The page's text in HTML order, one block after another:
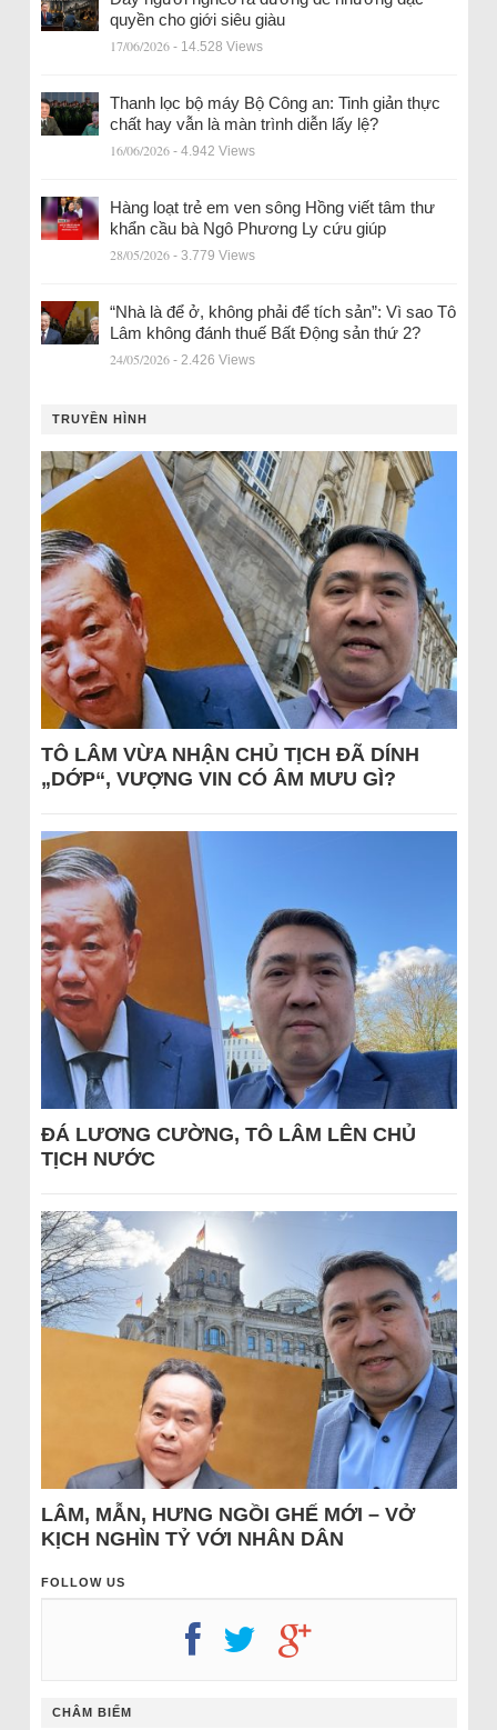
quyền cho giới siêu giàu
17/06/2026 - 14.528 Views
Thanh lọc bộ máy Bộ Công an: Tinh giản thực
chất hay vẫn là màn trình diễn lấy lệ?
16/06/2026 - 4.942 Views
Hàng loạt trẻ em ven sông Hồng viết tâm thư
khẩn cầu bà Ngô Phương Ly cứu giúp
28/05/2026 - 3.779 Views
“Nhà là để ở, không phải để tích sản”: Vì sao Tô
Lâm không đánh thuế Bất Động sản thứ 2?
24/05/2026 - 2.426 Views
TRUYỀN HÌNH
TÔ LÂM VỪA NHẬN CHỦ TỊCH ĐÃ DÍNH
„DỚP“, VƯỢNG VIN CÓ ÂM MƯU GÌ?
ĐÁ LƯƠNG CƯỜNG, TÔ LÂM LÊN CHỦ
TỊCH NƯỚC
LÂM, MẪN, HƯNG NGỒI GHẾ MỚI – VỞ
KỊCH NGHÌN TỶ VỚI NHÂN DÂN
FOLLOW US
CHÂM BIẾM